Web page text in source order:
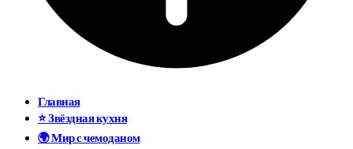
Главная
⭐ Звёздная кухня
🌍 Мир с чемоданом